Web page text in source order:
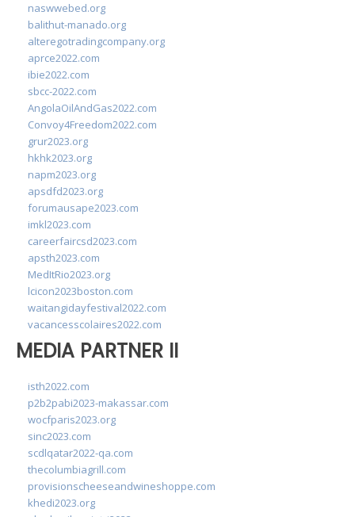
naswwebed.org
balithut-manado.org
alteregotradingcompany.org
aprce2022.com
ibie2022.com
sbcc-2022.com
AngolaOilAndGas2022.com
Convoy4Freedom2022.com
grur2023.org
hkhk2023.org
napm2023.org
apsdfd2023.org
forumausape2023.com
imkl2023.com
careerfaircsd2023.com
apsth2023.com
MedItRio2023.org
lcicon2023boston.com
waitangidayfestival2022.com
vacancesscolaires2022.com
MEDIA PARTNER II
isth2022.com
p2b2pabi2023-makassar.com
wocfparis2023.org
sinc2023.com
scdlqatar2022-qa.com
thecolumbiagrill.com
provisionscheeseandwineshoppe.com
khedi2023.org